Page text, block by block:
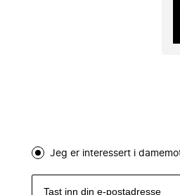
Jeg er interessert i